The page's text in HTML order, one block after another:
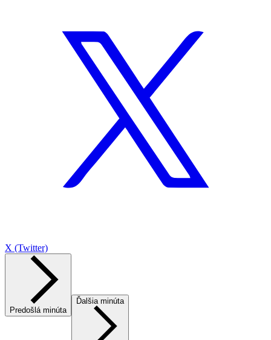
X (Twitter)
Predošlá minúta
Ďalšia minúta